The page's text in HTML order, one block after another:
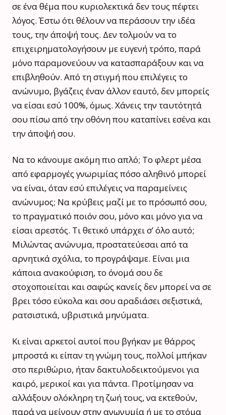
σε ένα θέμα που κυριολεκτικά δεν τους πέφτει
λόγος. Έστω ότι θέλουν να περάσουν την ιδέα
τους, την άποψή τους. Δεν τολμούν να το
επιχειρηματολογήσουν με ευγενή τρόπο, παρά
μόνο παραμονεύουν να κατασπαράξουν και να
επιβληθούν. Από τη στιγμή που επιλέγεις το
ανώνυμο, βγάζεις έναν άλλον εαυτό, δεν μπορείς
να είσαι εσύ 100%, όμως. Χάνεις την ταυτότητά
σου πίσω από την οθόνη που καταπίνει εσένα και
την άποψή σου.
Να το κάνουμε ακόμη πιο απλό; Το φλερτ μέσα
από εφαρμογές γνωριμίας πόσο αληθινό μπορεί
να είναι, όταν εσύ επιλέγεις να παραμείνεις
ανώνυμος; Να κρύβεις μαζί με το πρόσωπό σου,
το πραγματικό ποιόν σου, μόνο και μόνο για να
είσαι αρεστός. Τι θετικό υπάρχει σ’ όλο αυτό;
Μιλώντας ανώνυμα, προστατεύεσαι από τα
αρνητικά σχόλια, το προγράψαμε. Είναι μια
κάποια ανακούφιση, το όνομά σου δε
στοχοποιείται και σαφώς κανείς δεν μπορεί να σε
βρει τόσο εύκολα και σου αραδιάσει σεξιστικά,
ρατσιστικά, υβριστικά μηνύματα.
Κι είναι αρκετοί αυτοί που βγήκαν με θάρρος
μπροστά κι είπαν τη γνώμη τους, πολλοί μπήκαν
στο περιθώριο, ήταν δακτυλοδεικτούμενοι για
καιρό, μερικοί και για πάντα. Προτίμησαν να
αλλάξουν ολόκληρη τη ζωή τους, να εκτεθούν,
παρά να μείνουν στην ανωνυμία ή με το στόμα